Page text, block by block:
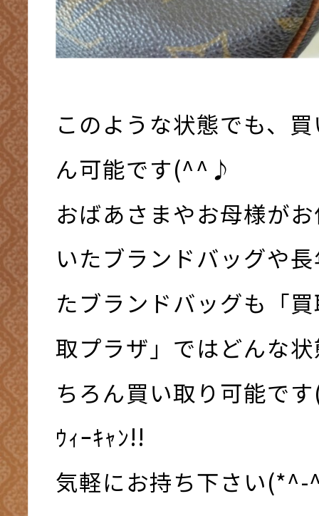
このような状態でも、
ん可能です(^^♪
おばあさまやお母様が
いたブランドバッグや
たブランドバッグも「
取プラザ」ではどんな
ちろん買い取り可能で
ｳｨｰｷｬﾝ!!
気軽にお持ち下さい